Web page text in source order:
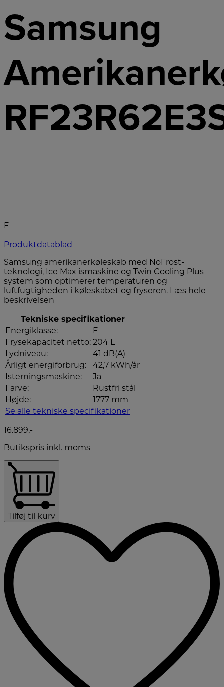
Samsung
F
Produktdatablad
Samsung amerikanerkøleskab med NoFrost-
teknologi, Ice Max ismaskine og Twin Cooling Plus-
system som optimerer temperaturen og
luftfugtigheden i køleskabet og fryseren. Læs hele
beskrivelsen
Tekniske specifikationer
Energiklasse:
F
Frysekapacitet netto: 204 L
Lydniveau:
41 dB(A)
Årligt energiforbrug:
42,7 kWh/år
Isterningsmaskine:
Ja
Farve:
Rustfri stål
Højde:
1777 mm
Se alle tekniske specifikationer
16.899,-
Butikspris inkl. moms
Tilføj til kurv